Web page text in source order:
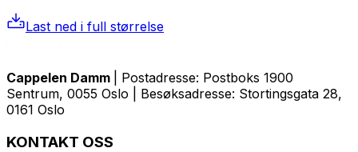
Last ned i full størrelse
Cappelen Damm
| Postadresse: Postboks 1900
Sentrum, 0055 Oslo | Besøksadresse: Stortingsgata 28,
0161 Oslo
KONTAKT OSS